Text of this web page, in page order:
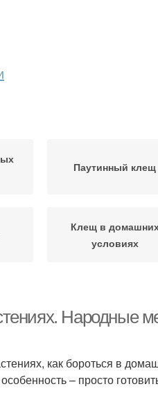
Паутинный клещ
Клещ в
условиях
паутинного
Средства от
клеща
Народные
как бороться в
– просто